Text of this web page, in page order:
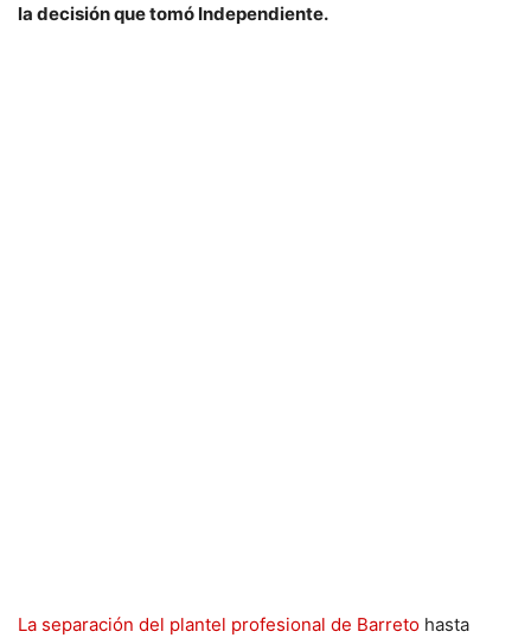
la decisión que tomó Independiente.
La separación del plantel profesional de Barreto hasta